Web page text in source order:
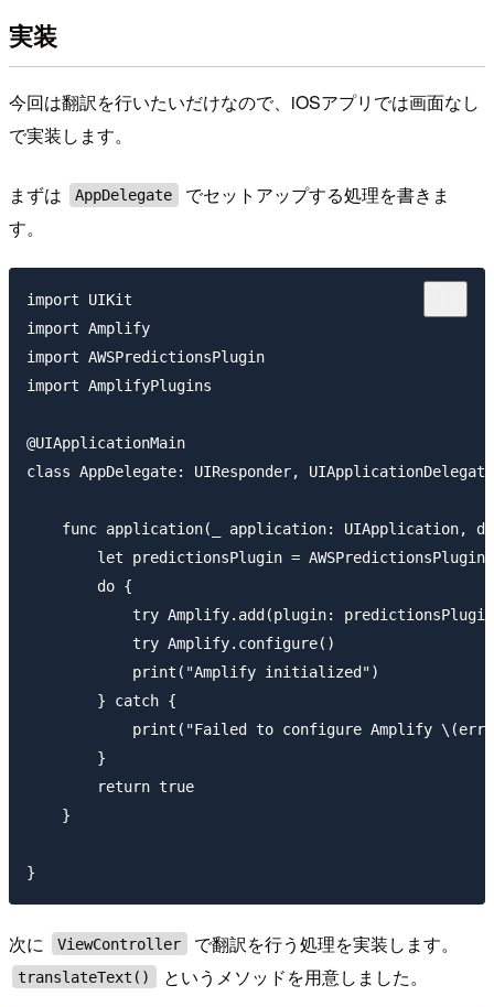
実装
今回は翻訳を行いたいだけなので、iOSアプリでは画面なし
で実装します。
まずは AppDelegate
でセットアップする処理を書きま
す。
import UIKit
import Amplify
import AWSPredictionsPlugin
import AmplifyPlugins
@UIApplicationMain
class AppDelegate: UIResponder,
func application(_ application: UIApplication,
let predictionsPlugin =
        do {
try Amplify.add(plugin:
            try Amplify.configure()
            print("Amplify initialized")
        } catch {
print("Failed to configure Amplify
        }
        return true
    }
次に ViewController で翻訳を行う処理を実装します。
translateText() というメソッドを用意しました。